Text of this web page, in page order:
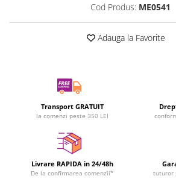
Cod Produs: ME0541
Adauga la Favorite
Transport GRATUIT
la comenzi peste 350 LEI
Livrare RAPIDA in 24/48h
De la confirmarea comenzii* tuturor